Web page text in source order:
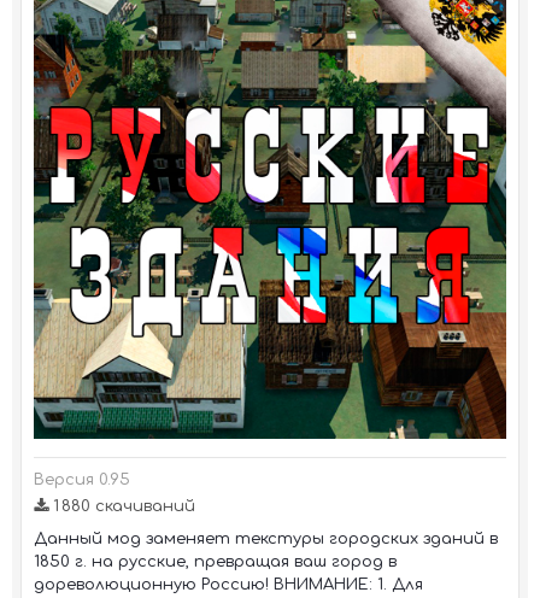
Версия 0.95
1 880 скачиваний
Данный мод заменяет текстуры городских зданий в
1850 г. на русские, превращая ваш город в
дореволюционную Россию! ВНИМАНИЕ: 1. Для